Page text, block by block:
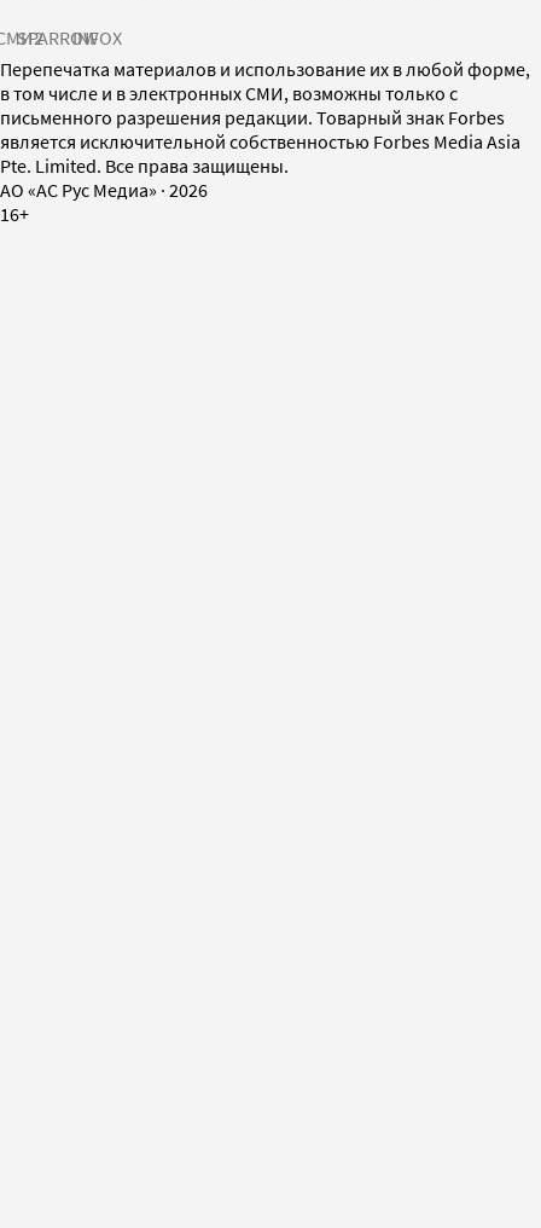
SPARROWINFOX
Перепечатка материалов и использование их в любой форме,
в том числе и в электронных СМИ, возможны только с
письменного разрешения редакции. Товарный знак Forbes
является исключительной собственностью Forbes Media Asia
Pte. Limited. Все права защищены.
AO «АС Рус Медиа» · 2026
16+